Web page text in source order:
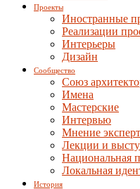
Проекты
Иностранные
Реализации
Интерьеры
Дизайн
Сообщество
Союз
Имена
Мастерские
Интервью
Мнение
Лекции и
Национальная
Локальная
История